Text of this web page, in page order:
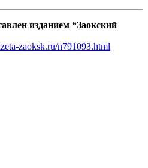
изданием “Заокский
zaoksk.ru/n791093.html